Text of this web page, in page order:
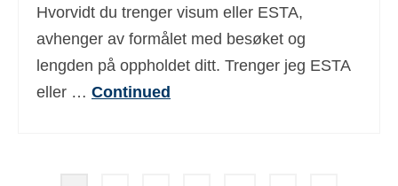
Hvorvidt du trenger visum eller ESTA,
avhenger av formålet med besøket og
lengden på oppholdet ditt. Trenger jeg ESTA
eller … Continued